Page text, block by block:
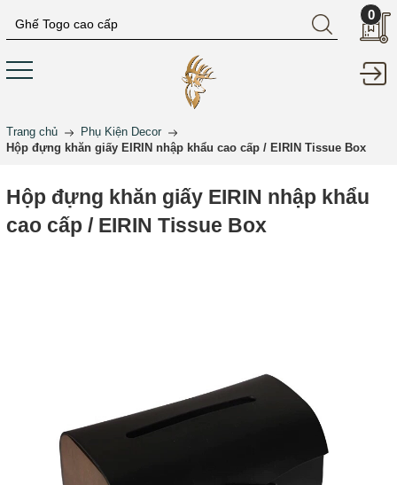
0
Trang chủ
Phụ Kiện Decor
Hộp đựng khăn giấy EIRIN nhập khẩu cao cấp / EIRIN Tissue Box
Hộp đựng khăn giấy EIRIN nhập khẩu
cao cấp / EIRIN Tissue Box